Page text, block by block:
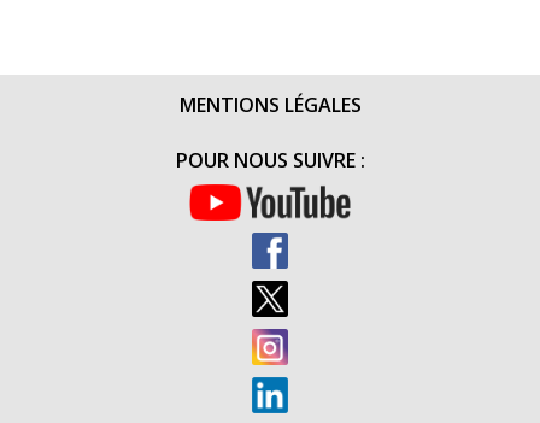
MENTIONS LÉGALES
POUR NOUS SUIVRE :